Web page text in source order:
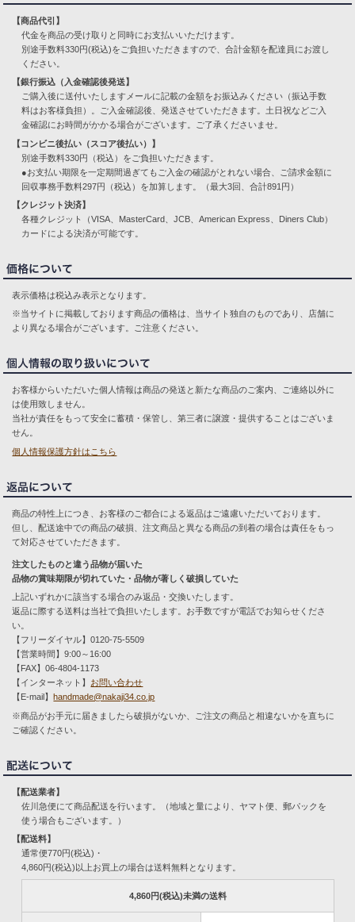
【商品代引】
代金を商品の受け取りと同時にお支払いいただけます。
別途手数料330円(税込)をご負担いただきますので、合計金額を配達員にお渡し
ください。
【銀行振込（入金確認後発送】
ご購入後に送付いたしますメールに記載の金額をお振込みください（振込手数
料はお客様負担）。ご入金確認後、発送させていただきます。土日祝などご入
金確認にお時間がかかる場合がございます。ご了承くださいませ。
【コンビニ後払い（スコア後払い）】
別途手数料330円（税込）をご負担いただきます。
●お支払い期限を一定期間過ぎてもご入金の確認がとれない場合、ご請求金額に
回収事務手数料297円（税込）を加算します。（最大3回、合計891円）
【クレジット決済】
各種クレジット（VISA、MasterCard、JCB、American Express、Diners Club）
カードによる決済が可能です。
表示価格は税込み表示となります。
※当サイトに掲載しております商品の価格は、当サイト独自のものであり、店舗に
より異なる場合がございます。ご注意ください。
お客様からいただいた個人情報は商品の発送と新たな商品のご案内、ご連絡以外に
は使用致しません。
当社が責任をもって安全に蓄積・保管し、第三者に譲渡・提供することはございま
せん。
個人情報保護方針はこちら
商品の特性上につき、お客様のご都合による返品はご遠慮いただいております。
但し、配送途中での商品の破損、注文商品と異なる商品の到着の場合は責任をもっ
て対応させていただきます。
注文したものと違う品物が届いた
品物の賞味期限が切れていた・品物が著しく破損していた
上記いずれかに該当する場合のみ返品・交換いたします。
返品に際する送料は当社で負担いたします。お手数ですが電話でお知らせくださ
い。
【フリーダイヤル】0120-75-5509
【営業時間】9:00～16:00
【FAX】06-4804-1173
【インターネット】 お問い合わせ
【E-mail】 handmade@nakaji34.co.jp
※商品がお手元に届きましたら破損がないか、ご注文の商品と相違ないかを直ちに
ご確認ください。
【配送業者】
佐川急便にて商品配送を行います。（地域と量により、ヤマト便、郵パックを
使う場合もございます。）
【配送料】
通常便770円(税込)・
4,860円(税込)以上お買上の場合は送料無料となります。
4,860円(税込)未満の送料